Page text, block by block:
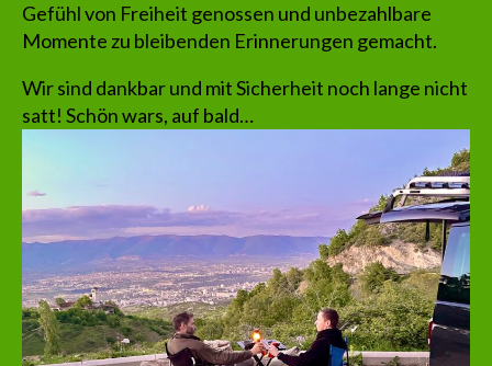
Gefühl von Freiheit genossen und unbezahlbare
Momente zu bleibenden Erinnerungen gemacht.
Wir sind dankbar und mit Sicherheit noch lange nicht
satt! Schön wars, auf bald…